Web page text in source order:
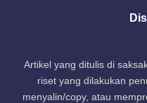
Artikel yang ditulis di
riset yang dilakukan
menyalin/copy, atau